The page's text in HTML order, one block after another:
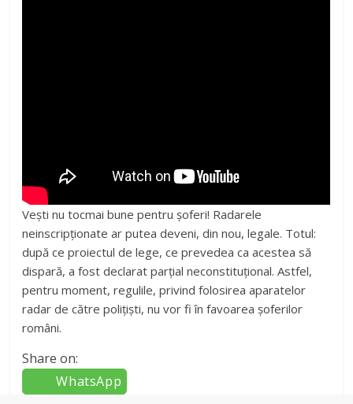
Vești nu tocmai bune pentru șoferi! Radarele
neinscripționate ar putea deveni, din nou, legale. Totul:
după ce proiectul de lege, ce prevedea ca acestea să
dispară, a fost declarat parțial neconstituțional. Astfel,
pentru moment, regulile, privind folosirea aparatelor
radar de către polițiști, nu vor fi în favoarea șoferilor
români.
Share on:
WhatsApp